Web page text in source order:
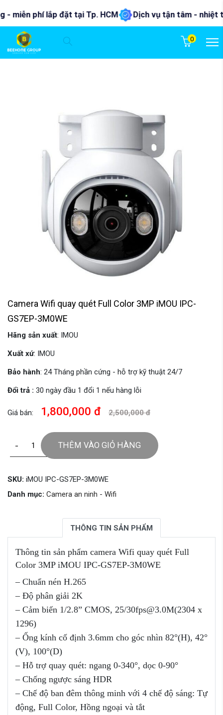
miễn phí lắp đặt tại Tp. HCM Dịch vụ tận tâm - nhiệt
0
Camera Wifi quay quét Full Color 3MP iMOU IPC-
GS7EP-3M0WE
Hãng sản xuất: IMOU
Xuất xứ: IMOU
Bảo hành: 24 Tháng phần cứng - hỗ trợ kỹ thuật 24/7
Đổi trả : 30 ngày đầu 1 đổi 1 nếu hàng lỗi
Giá bán: 1,800,000 đ 2,500,000 đ
- THÊM VÀO GIỎ HÀNG
SKU: iMOU IPC-GS7EP-3M0WE
Danh mục: Camera an ninh - Wifi
THÔNG TIN SẢN PHẨM
Thông tin sản phẩm camera Wifi quay quét Full
Color 3MP iMOU IPC-GS7EP-3M0WE
– Chuẩn nén H.265
– Độ phân giải 2K
– Cảm biến 1/2.8” CMOS, 25/30fps@3.0M(2304 x
1296)
– Ống kính cố định 3.6mm cho góc nhìn 82°(H), 42°
(V), 100°(D)
– Hỗ trợ quay quét: ngang 0-340°, dọc 0-90°
– Chống ngược sáng HDR
– Chế độ ban đêm thông minh với 4 chế độ sáng: Tự
động, Full Color, Hồng ngoại và tắt